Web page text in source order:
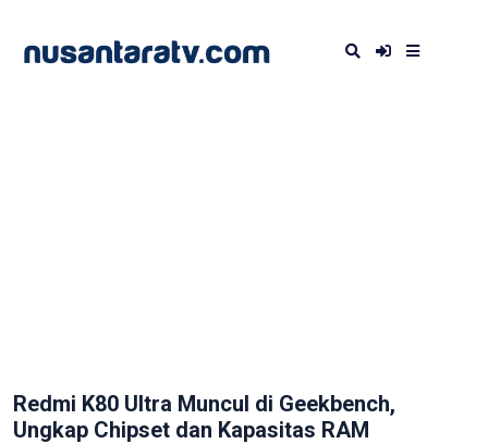
Redmi K80 Ultra Muncul di Geekbench,
Ungkap Chipset dan Kapasitas RAM